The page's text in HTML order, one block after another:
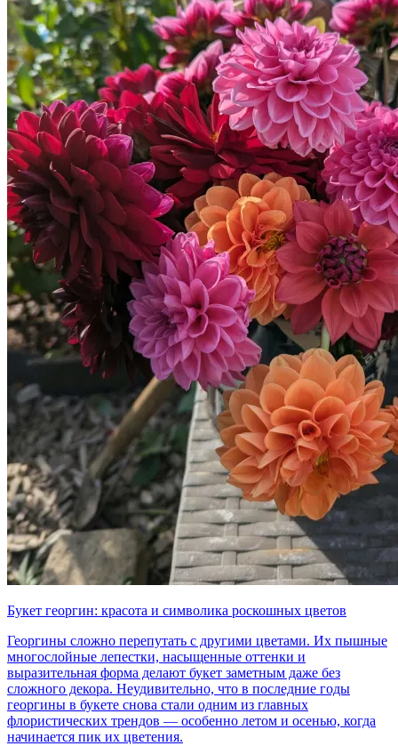
Букет георгин: красота и символика роскошных цветов
Георгины сложно перепутать с другими цветами. Их пышные
многослойные лепестки, насыщенные оттенки и
выразительная форма делают букет заметным даже без
сложного декора. Неудивительно, что в последние годы
георгины в букете снова стали одним из главных
флористических трендов — особенно летом и осенью, когда
начинается пик их цветения.